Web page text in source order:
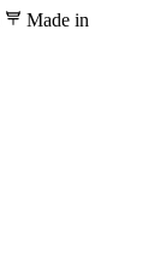
Made in